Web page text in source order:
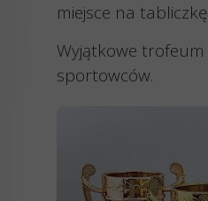
miejsce na
Wyjątkowe
sportowców.